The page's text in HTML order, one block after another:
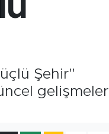
Şehir"
gelişmeler